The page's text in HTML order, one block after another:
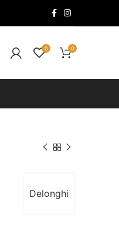
0 0
Delonghi